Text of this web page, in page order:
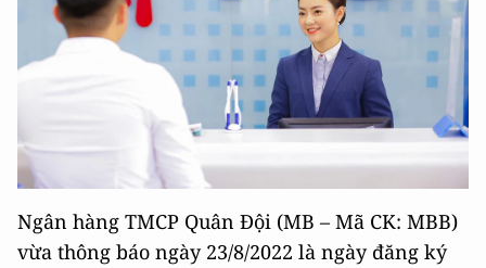
Ngân hàng TMCP Quân Đội (MB – Mã CK: MBB)
vừa thông báo ngày 23/8/2022 là ngày đăng ký